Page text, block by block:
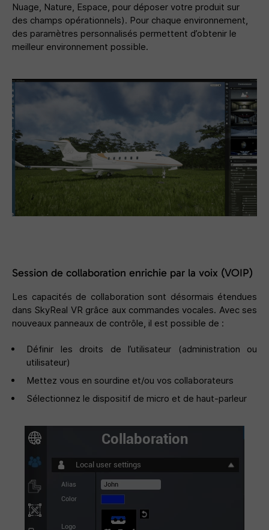
Nuage, Nature, Espace, pour déposer votre produit sur
des champs opérationnels). Pour chaque environnement,
des paramètres personnalisés permettent d’obtenir le
meilleur environnement possible.
Session de collaboration enrichie par la voix (VOIP)
Les capacités de collaboration sont désormais étendues
dans SkyReal VR grâce aux commandes vocales. Avec ses
nouveaux panneaux de contrôle, il est possible de :
Définir les droits de l’utilisateur (administration ou
utilisateur)
Mettez vous en sourdine et/ou vos collaborateurs
Sélectionnez le dispositif de micro et de haut-parleur